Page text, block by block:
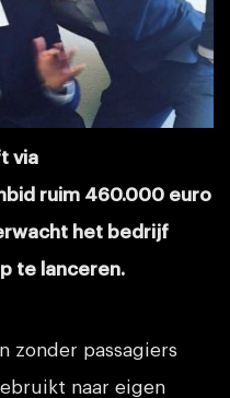
via
ruim 460.000 euro
het bedrijf
te lanceren.
zonder passagiers
naar eigen